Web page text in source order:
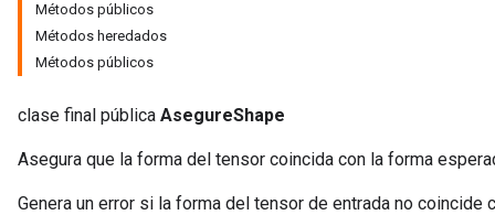
Métodos públicos
Métodos heredados
Métodos públicos
clase final pública AsegureShape
Asegura que la forma del tensor coincida con la forma
Genera un error si la forma del tensor de entrada no